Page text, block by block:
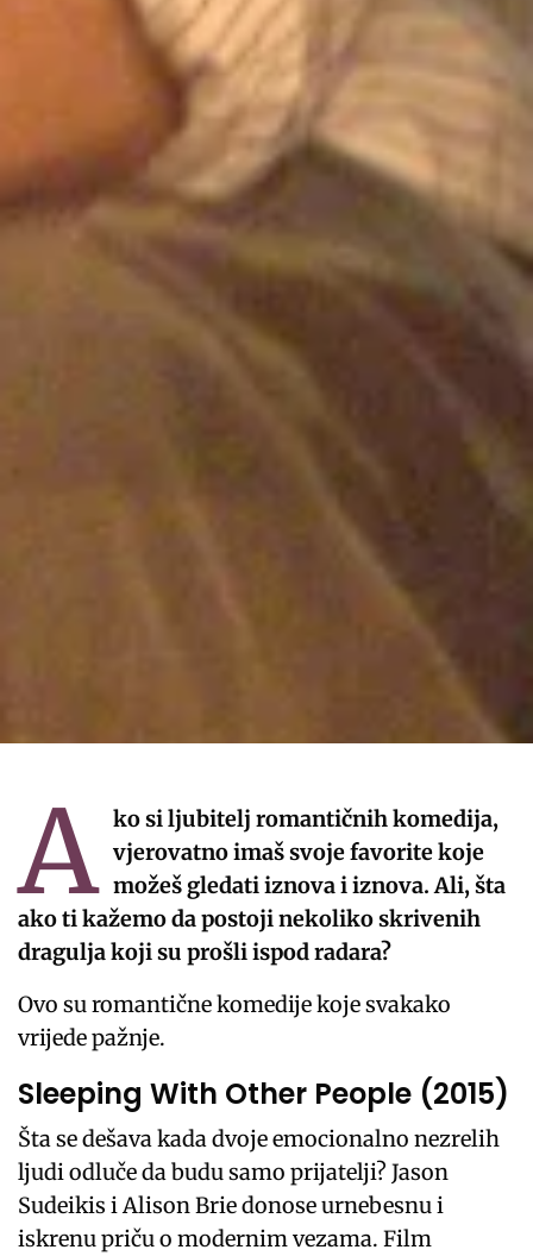
A ko si ljubitelj romantičnih komedija,
vjerovatno imaš svoje favorite koje
možeš gledati iznova i iznova. Ali, šta
ako ti kažemo da postoji nekoliko skrivenih
dragulja koji su prošli ispod radara?
Ovo su romantične komedije koje svakako
vrijede pažnje.
Sleeping With Other People (2015)
Šta se dešava kada dvoje emocionalno nezrelih
ljudi odluče da budu samo prijatelji? Jason
Sudeikis i Alison Brie donose urnebesnu i
iskrenu priču o modernim vezama. Film